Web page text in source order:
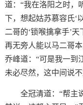
道：“我在洛阳之时，
下，想起姑苏慕容氏‘
二哥的‘锁喉擒拿手’
再无旁人能以马二哥
乔峰道：“可是我一到
未必尽然，这中间说
全冠清道：“帮主